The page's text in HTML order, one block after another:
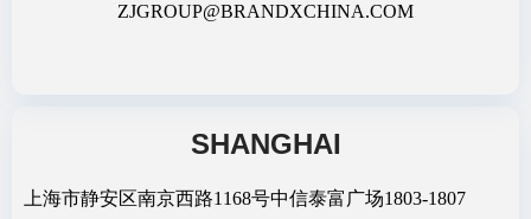
SHANGHAI
上海市静安区南京西路1168号中信泰富广场1803-1807
ZJGROUP@BRANDXCHINA.COM